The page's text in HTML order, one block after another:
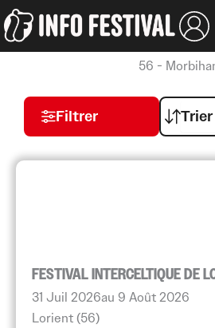
Aller
au
contenu
56 -
Filtrer
FESTIVAL INTERCELTIQUE DE
31 Juil 2026au 9 Août 2026
Lorient (56)